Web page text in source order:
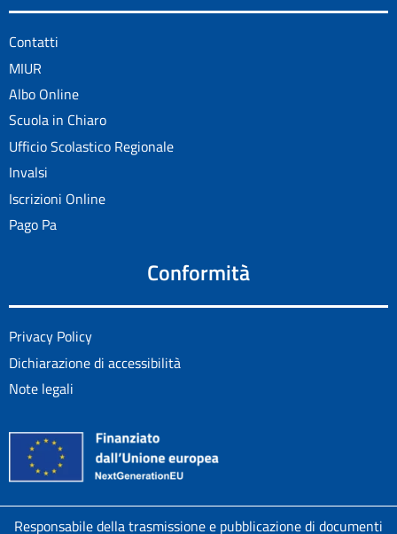
Contatti
MIUR
Albo Online
Scuola in Chiaro
Ufficio Scolastico Regionale
Invalsi
Iscrizioni Online
Pago Pa
Conformità
Privacy Policy
Dichiarazione di accessibilità
Note legali
Responsabile della trasmissione e pubblicazione di documenti